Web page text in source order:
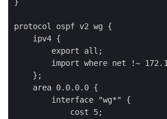
}
protocol ospf v2 wg {
    ipv4 {
        export all;
import where net !~
    };
    area 0.0.0.0 {
        interface "wg*" {
            cost 5;